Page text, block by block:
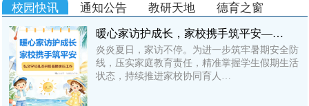
校园快讯 通知公告 教研天地 德育之窗
暖心家访护成长，家校携手筑平安—…
炎炎夏日，家访不停。为进一步筑牢暑期安全防
线，压实家庭教育责任，精准掌握学生假期生活
状态，持续推进家校协同育人…